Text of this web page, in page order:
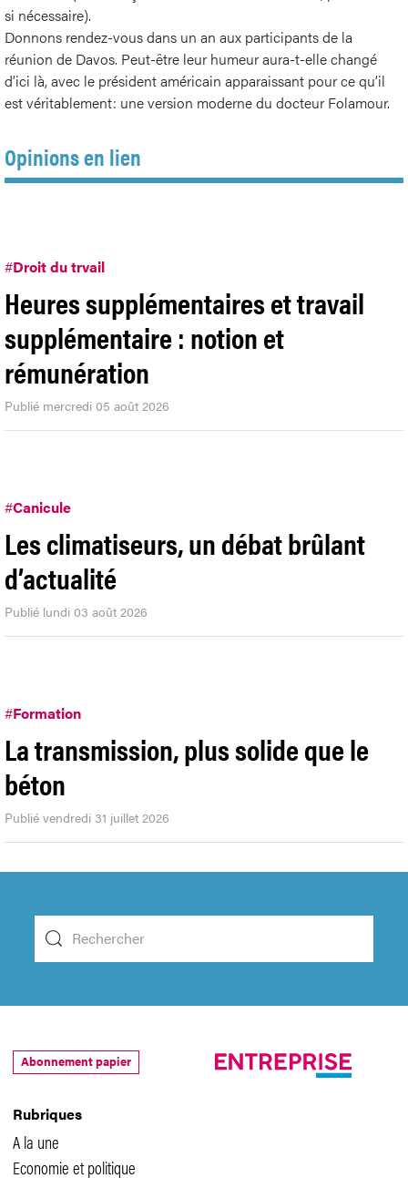
si nécessaire).
Donnons rendez-vous dans un an aux participants de la
réunion de Davos. Peut-être leur humeur aura-t-elle changé
d’ici là, avec le président américain apparaissant pour ce qu’il
est véritablement: une version moderne du docteur Folamour.
Opinions en lien
#Droit du trvail
Heures supplémentaires et travail
supplémentaire : notion et
rémunération
Publié mercredi 05 août 2026
#Canicule
Les climatiseurs, un débat brûlant
d’actualité
Publié lundi 03 août 2026
#Formation
La transmission, plus solide que le
béton
Publié vendredi 31 juillet 2026
Rubriques
A la une
Economie et politique
Abonnement papier